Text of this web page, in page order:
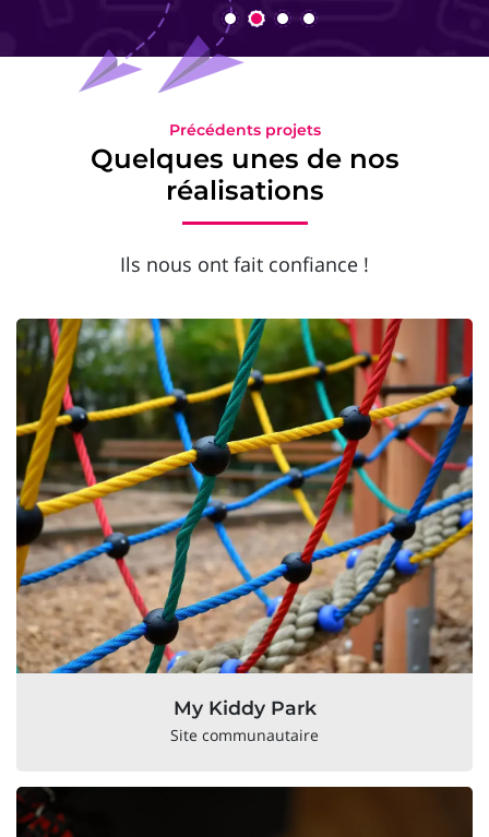
Précédents projets
Quelques unes de nos
réalisations
Ils nous ont fait confiance !
My Kiddy Park
Site communautaire